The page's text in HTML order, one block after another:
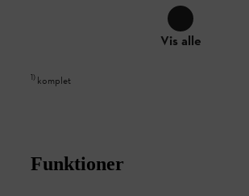
Vis alle
1) komplet
Funktioner